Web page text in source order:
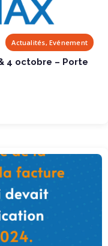
Actualités, Evénement
4 octobre – Porte